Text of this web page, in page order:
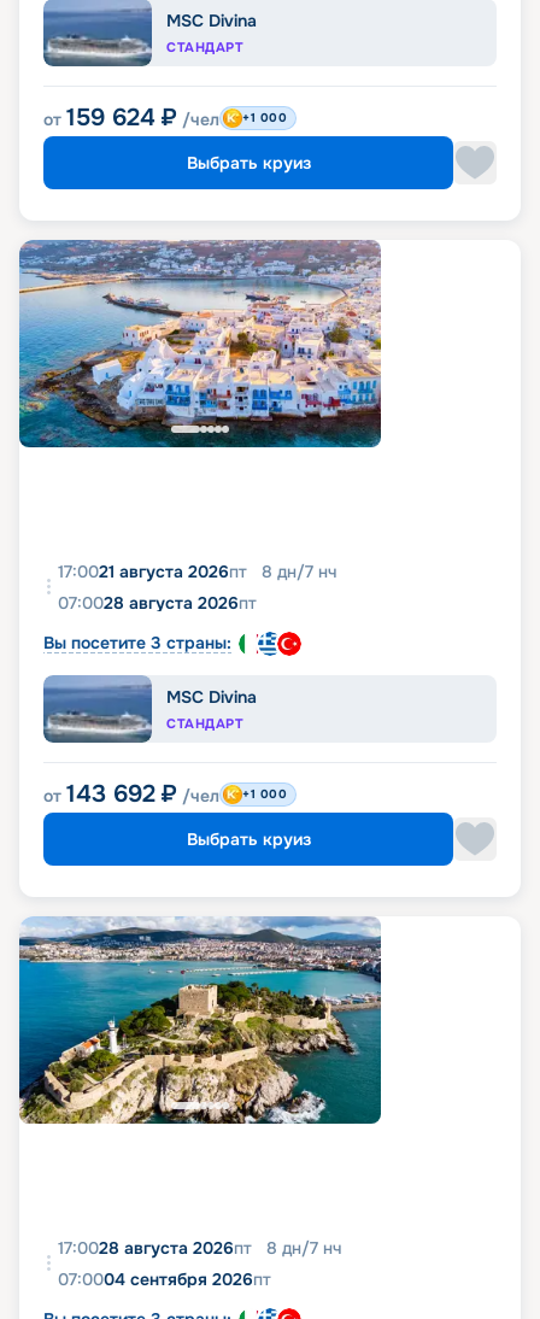
MSC Divina
СТАНДАРТ
от 159 624 ₽ /чел +1 000
Выбрать круиз
17:0021 августа 2026пт 8 дн/7 нч
07:0028 августа 2026пт
Вы посетите 3 страны:
MSC Divina
СТАНДАРТ
от 143 692 ₽ /чел +1 000
Выбрать круиз
17:0028 августа 2026пт 8 дн/7 нч
07:0004 сентября 2026пт